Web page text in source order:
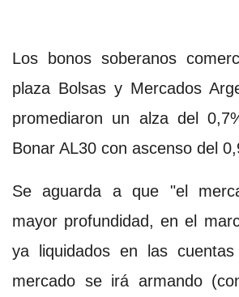
Los bonos soberanos
plaza Bolsas y Mercados
promediaron un alza del
Bonar AL30 con ascenso del
Se aguarda a que "el
mayor profundidad, en el
ya liquidados en las cuentas
mercado se irá armando